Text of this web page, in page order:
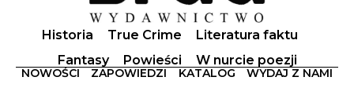
Historia True Crime
Literatura faktu
Fantasy
Powieści W nurcie poezji
NOWOŚCI ZAPOWIEDZI KATALOG
WYDAJ Z NAMI